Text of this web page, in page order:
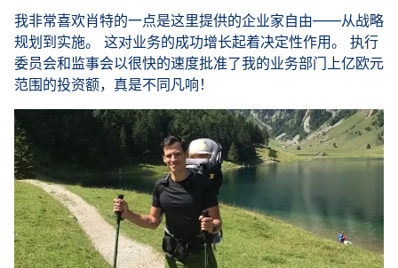
我非常喜欢肖特的一点是这里提供的企业家自由——从战略
规划到实施。 这对业务的成功增长起着决定性作用。 执行
委员会和监事会以很快的速度批准了我的业务部门上亿欧元
范围的投资额，真是不同凡响！